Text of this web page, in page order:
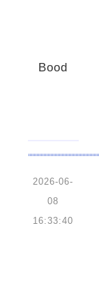
Bood
2026-06-
08
16:33:40